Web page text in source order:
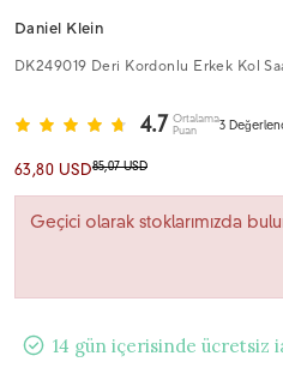
Daniel Klein
DK249019 Deri Kordonlu Erkek Kol
4.7 Ortalama
Puan
3
63,80 USD85,07 USD
Geçici olarak stoklarımızda
14 gün içerisinde ücretsiz